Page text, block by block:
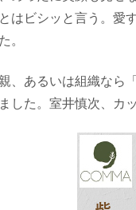
はビシッと言う。愛
。
、あるいは組織なら
した。室井慎次、カ